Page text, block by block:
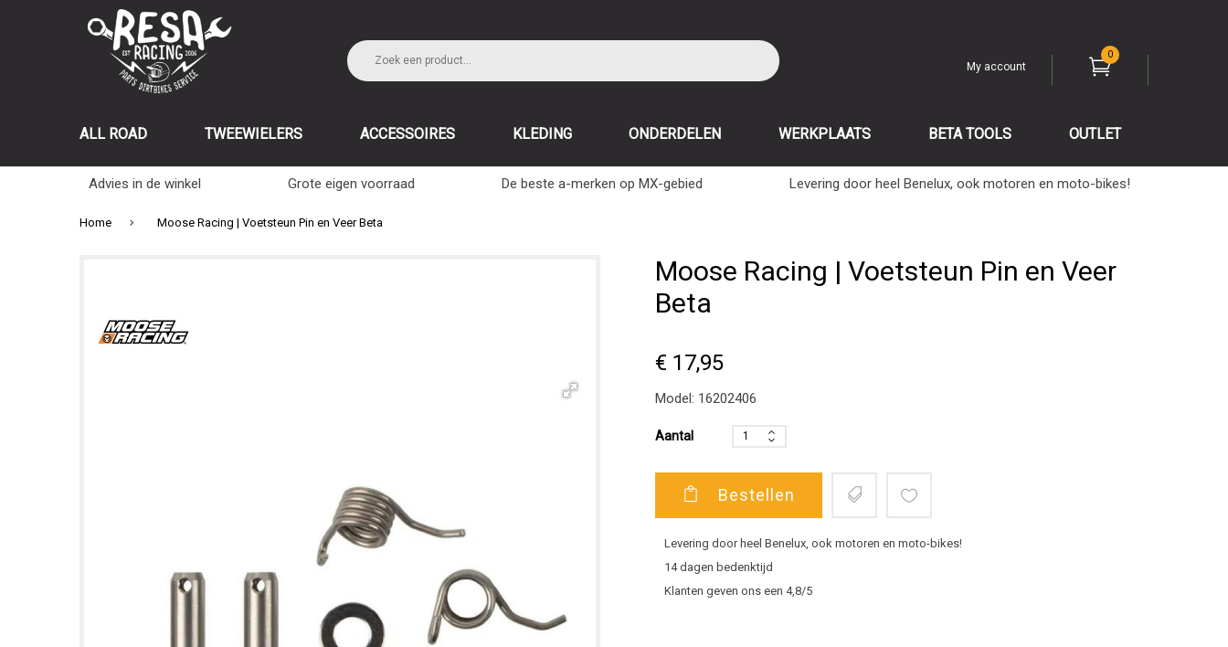
My account
0
ALL ROAD TWEEWIELERS ACCESSOIRES KLEDING ONDERDELEN WERKPLAATS BETA TOOLS OUTLET
Advies in de winkel Grote eigen voorraad De beste a-merken op MX-gebied Levering door heel Benelux, ook motoren en moto-bikes!
Home Moose Racing | Voetsteun Pin en Veer Beta
Moose Racing | Voetsteun Pin en Veer
Beta
€ 17,95
Model: 16202406
Aantal
Bestellen
Levering door heel Benelux, ook motoren en moto-bikes!
14 dagen bedenktijd
Klanten geven ons een 4,8/5